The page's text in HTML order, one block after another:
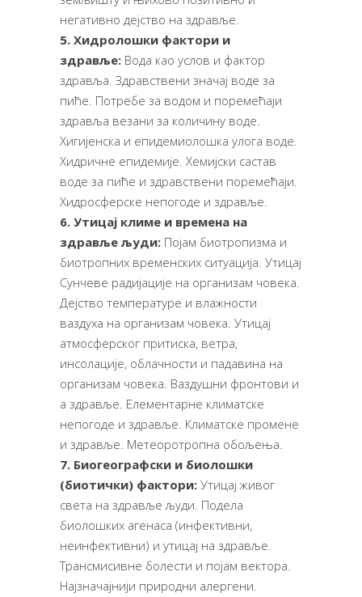
негативно дејство на здравље.
5. Хидролошки фактори и
здравље: Вода као услов и фактор
здравља. Здравствени значај воде за
пиће. Потребе за водом и поремећаји
здравља везани за количину воде.
Хигијенска и епидемиолошка улога воде.
Хидричне епидемије. Хемијски састав
воде за пиће и здравствени поремећаји.
Хидросферске непогоде и здравље.
6. Утицај климе и времена на
здравље људи: Појам биотропизма и
биотропних временских ситуација. Утицај
Сунчеве радијације на организам човека.
Дејство температуре и влажности
ваздуха на организам човека. Утицај
атмосферског притиска, ветра,
инсолације, облачности и падавина на
организам човека. Ваздушни фронтови и
а здравље. Елементарне климатске
непогоде и здравље. Климатске промене
и здравље. Метеоротропна обољења.
7. Биогеографски и биолошки
(биотички) фактори: Утицај живог
света на здравље људи. Подела
биолошких агенаса (инфективни,
неинфективни) и утицај на здравље.
Трансмисивне болести и појам вектора.
Најзначајнији природни алергени.